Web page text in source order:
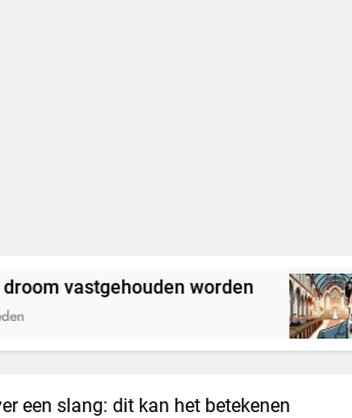
worden Bas
6 Dagen
een slang­: dit kan het betekenen